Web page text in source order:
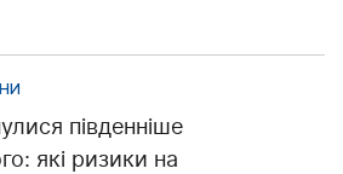
південніше
які ризики на